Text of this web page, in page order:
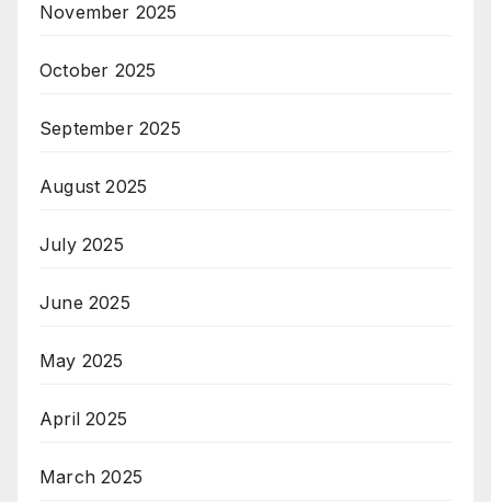
November 2025
October 2025
September 2025
August 2025
July 2025
June 2025
May 2025
April 2025
March 2025